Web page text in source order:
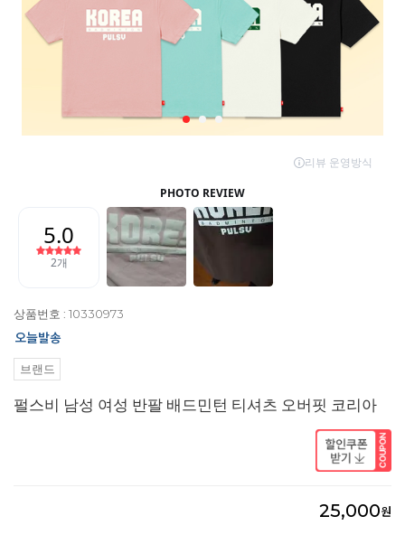
상품번호 : 10330973
브랜드
펄스비 남성 여성 반팔 배드민턴 티셔츠 오버핏 코리아
25,000원